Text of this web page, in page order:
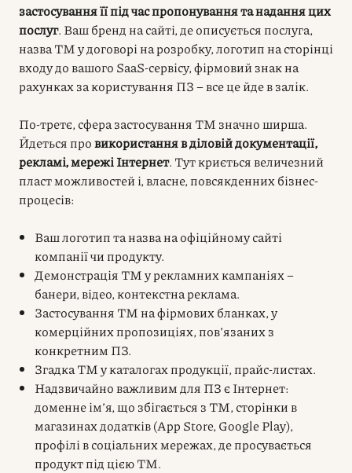
застосування її під час пропонування та надання цих
послуг. Ваш бренд на сайті, де описується послуга,
назва ТМ у договорі на розробку, логотип на сторінці
входу до вашого SaaS-сервісу, фірмовий знак на
рахунках за користування ПЗ – все це йде в залік.
По-третє, сфера застосування ТМ значно ширша.
Йдеться провикористання в діловій документації,
рекламі, мережі Інтернет. Тут криється величезний
пласт можливостей і, власне, повсякденних бізнес-
процесів:
Ваш логотип та назва на офіційному сайті
компанії чи продукту.
Демонстрація ТМ у рекламних кампаніях –
банери, відео, контекстна реклама.
Застосування ТМ на фірмових бланках, у
комерційних пропозиціях, пов’язаних з
конкретним ПЗ.
Згадка ТМ у каталогах продукції, прайс-листах.
Надзвичайно важливим для ПЗ є Інтернет:
доменне ім’я, що збігається з ТМ, сторінки в
магазинах додатків (App Store, Google Play),
профілі в соціальних мережах, де просувається
продукт під цією ТМ.